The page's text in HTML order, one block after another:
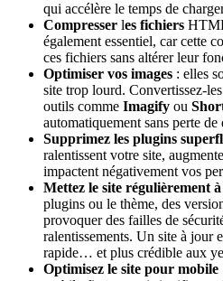
qui accélère le temps de
Compresser les fichiers
également essentiel, car cette
ces fichiers sans altérer leur
Optimiser vos images : elles
site trop lourd. Convertissez-
outils comme Imagify ou
automatiquement sans perte de
Supprimez les plugins
ralentissent votre site,
impactent négativement vos
Mettez le site régulièrement
plugins ou le thème, des
provoquer des failles de
ralentissements. Un site à jour
rapide… et plus crédible aux
Optimisez le site pour mobile